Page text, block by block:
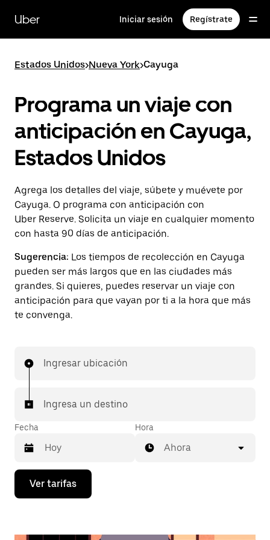
contenido
principal
Uber Iniciar sesión Regístrate
Estados Unidos>Nueva York>Cayuga
Programa un viaje con
anticipación en Cayuga,
Estados Unidos
Agrega los detalles del viaje, súbete y muévete por
Cayuga. O programa con anticipación con
Uber Reserve. Solicita un viaje en cualquier momento
con hasta 90 días de anticipación.
Sugerencia: Los tiempos de recolección en Cayuga
pueden ser más largos que en las ciudades más
grandes. Si quieres, puedes reservar un viaje con
anticipación para que vayan por ti a la hora que más
te convenga.
Ingresar ubicación
Ingresa un destino
Fecha
Presiona
flecha
Hora
Ahora
Ver tarifas